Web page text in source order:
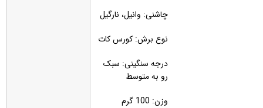
چاشنی: وانیل، نارگیل
نوع برش: کورس کات
درجه سنگینی: سبک
رو به متوسط
وزن: 100 گرم